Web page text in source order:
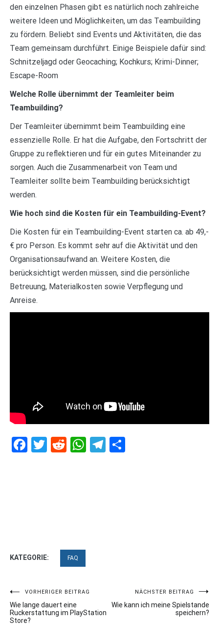
den einzelnen Phasen gibt es natürlich noch zahlreiche
weitere Ideen und Möglichkeiten, um das Teambuilding
zu fördern. Beliebt sind Events und Aktivitäten, die das
Team gemeinsam durchführt. Einige Beispiele dafür sind:
Schnitzeljagd oder Geocaching; Kochkurs; Krimi-Dinner;
Escape-Room
Welche Rolle übernimmt der Teamleiter beim
Teambuilding?
Der Teamleiter übernimmt beim Teambuilding eine
essenzielle Rolle. Er hat die Aufgabe, den Fortschritt der
Gruppe zu reflektieren und für ein gutes Miteinander zu
sorgen. Auch die Zusammenarbeit von Team und
Teamleiter sollte beim Teambuilding berücksichtigt
werden.
Wie hoch sind die Kosten für ein Teambuilding-Event?
Die Kosten für ein Teambuilding-Event starten ca. ab 49,-
€ pro Person. Es kommt sehr auf die Aktivität und den
Organisationsaufwand an. Weitere Kosten, die
berücksichtigt werden müssen, sind die persönliche
Betreuung, Materialkosten sowie Verpflegung und
Anreise.
Facebook
Twitter
RedditWhatsApp
Telegram
KATEGORIE: FAQ
Beitragsnavigation
VORHERIGER BEITRAG
Wie lange dauert eine
Ruckerstattung im PlayStation
Store?
NÄCHSTER BEITRAG
Wie kann ich meine Spielstande
speichern?